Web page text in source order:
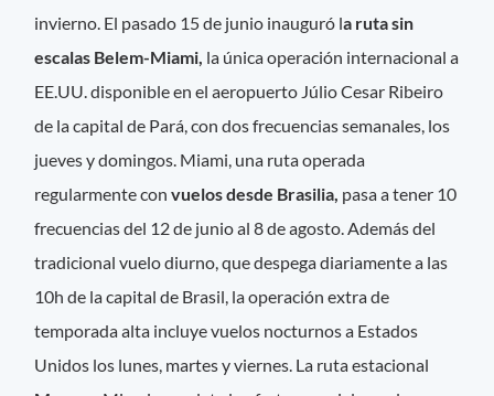
invierno. El pasado 15 de junio inauguró la ruta sin
escalas Belem-Miami, la única operación internacional a
EE.UU. disponible en el aeropuerto Júlio Cesar Ribeiro
de la capital de Pará, con dos frecuencias semanales, los
jueves y domingos. Miami, una ruta operada
regularmente con vuelos desde Brasilia, pasa a tener 10
frecuencias del 12 de junio al 8 de agosto. Además del
tradicional vuelo diurno, que despega diariamente a las
10h de la capital de Brasil, la operación extra de
temporada alta incluye vuelos nocturnos a Estados
Unidos los lunes, martes y viernes. La ruta estacional